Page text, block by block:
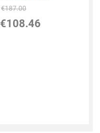
€187.00
€108.46